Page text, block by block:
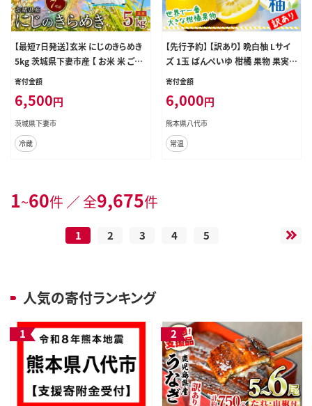
【最短7日発送】玄米 にじのきらめき
5kg 茨城県下妻市産 【 お米 米 ご飯
こめ にじのきらめき 令和7年産 茨城
寄付金額
6,500円
茨城県下妻市
冷蔵
【先行予約】 【訳あり】 晩白柚 Lサイ
ズ 1玉 ばんぺいゆ 柑橘 果物 果実 く
だもの フルーツ 熊本県産 八代市
発送】
寄付金額
6,000円
熊本県八代市
常温
1~60件 ／ 全9,675件
1 2 3 4 5
人気の寄付ランキング